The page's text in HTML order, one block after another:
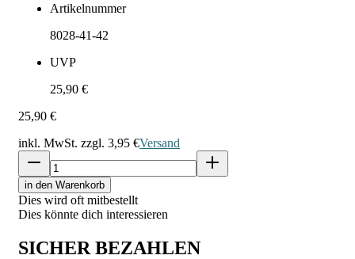
Artikelnummer
8028-41-42
UVP
25,90 €
25,90 €
inkl. MwSt. zzgl. 3,95 €Versand
in den Warenkorb
Dies wird oft mitbestellt
Dies könnte dich interessieren
SICHER BEZAHLEN